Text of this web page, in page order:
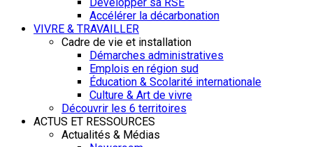
Développer sa RSE
Accélérer la décarbonation
VIVRE & TRAVAILLER
Cadre de vie et installation
Démarches administratives
Emplois en région sud
Éducation & Scolarité internationale
Culture & Art de vivre
Découvrir les 6 territoires
ACTUS ET RESSOURCES
Actualités & Médias